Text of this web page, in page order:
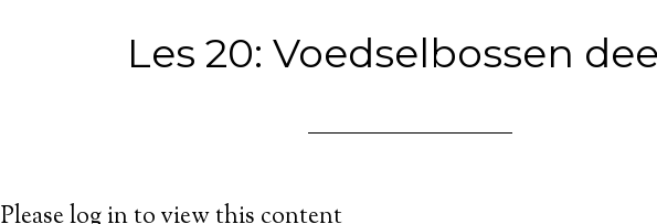
Les 20: Voedselbossen